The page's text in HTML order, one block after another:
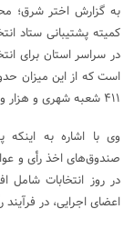
به گزارش اختر شرق؛
کمیته پشتیبانی ستاد
در سراسر استان برای
است که از این میزان
۴۱۱ شعبه شهری و هزار و ۶۱۲ شعبه هم روستایی هستند.
وی با اشاره به
در روز انتخابات شامل
اعضای اجرایی، در